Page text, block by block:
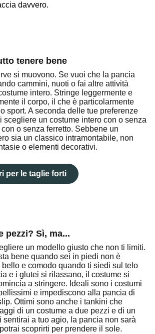
davvero.
tenere bene
si muovono. Se vuoi che la pancia
cammini, nuoti o fai altre attività
intero. Stringe leggermente e
il corpo, il che è particolarmente
sport. A seconda delle tue preferenze
scegliere un costume intero con o senza
o senza ferretto. Sebbene un
sia un classico intramontabile, non
o elementi decorativi.
per le taglie forti
pezzi? Sì, ma...
un modello giusto che non ti limiti.
bene quando sei in piedi non è
e comodo quando ti siedi sul telo
e i glutei si rilassano, il costume si
a stringere. Ideali sono i costumi
e impediscono alla pancia di
Ottimi sono anche i tankini che
di un costume a due pezzi e di un
sentirai a tuo agio, la pancia non sarà
scoprirti per prendere il sole.